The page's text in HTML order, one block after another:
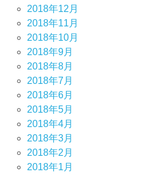
2018年12月
2018年11月
2018年10月
2018年9月
2018年8月
2018年7月
2018年6月
2018年5月
2018年4月
2018年3月
2018年2月
2018年1月